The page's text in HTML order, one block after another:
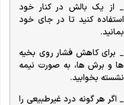
_ از یک بالش در کنار خود
استفاده کنید تا در جای خود
بمانید.
_ برای کاهش فشار روی بخیه
ها و برش ها، به صورت نیمه
نشسته بخوابید.
_ اگر هر گونه درد غیرطبیعی را